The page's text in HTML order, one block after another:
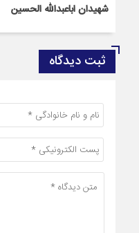
شهیدان اباعبدالله الحسین
ثبت دیدگاه